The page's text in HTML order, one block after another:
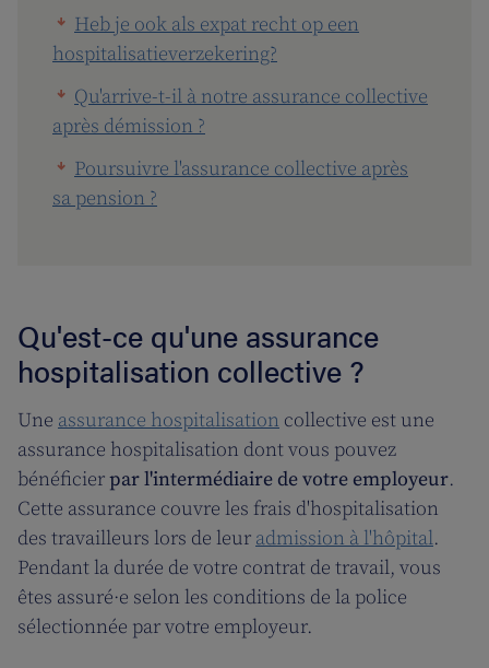
Heb je ook als expat recht op een
hospitalisatieverzekering?
Qu'arrive-t-il à notre assurance collective
après démission ?
Poursuivre l'assurance collective après
sa pension ?
Qu'est-ce qu'une assurance
hospitalisation collective ?
Une assurance hospitalisation collective est une
assurance hospitalisation dont vous pouvez
bénéficierpar l'intermédiaire de votre employeur.
Cette assurance couvre les frais d'hospitalisation
des travailleurs lors de leur admission à l'hôpital.
Pendant la durée de votre contrat de travail, vous
êtes assuré·e selon les conditions de la police
sélectionnée par votre employeur.